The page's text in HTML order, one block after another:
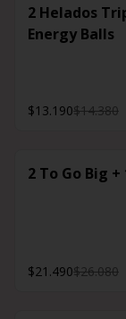
2 Helados
Energy Balls
$13.190$14.380
2 To Go Big
$21.490$26.080